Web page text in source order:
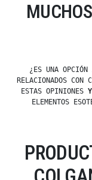
¿ES UNA OPCIÓN
RELACIONADOS CON
ESTAS OPINIONES
ELEMENTOS